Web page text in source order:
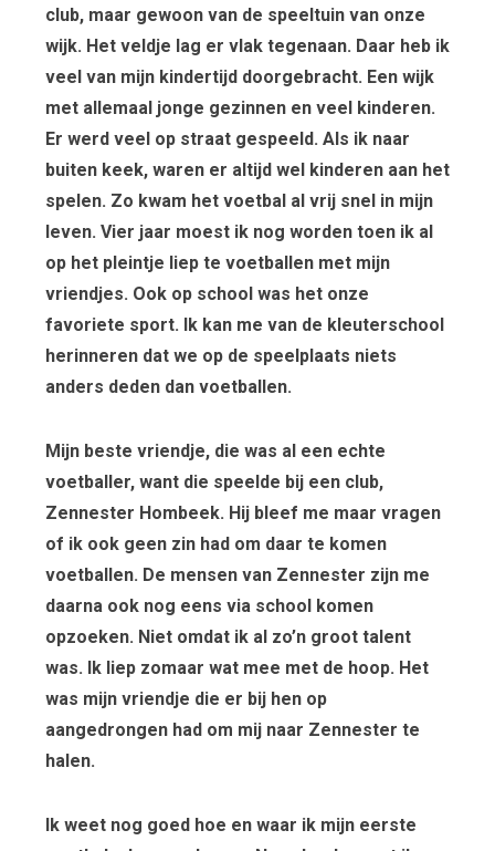
club, maar gewoon van de speeltuin van onze
wijk. Het veldje lag er vlak tegenaan. Daar heb ik
veel van mijn kindertijd doorgebracht. Een wijk
met allemaal jonge gezinnen en veel kinderen.
Er werd veel op straat gespeeld. Als ik naar
buiten keek, waren er altijd wel kinderen aan het
spelen. Zo kwam het voetbal al vrij snel in mijn
leven. Vier jaar moest ik nog worden toen ik al
op het pleintje liep te voetballen met mijn
vriendjes. Ook op school was het onze
favoriete sport. Ik kan me van de kleuterschool
herinneren dat we op de speelplaats niets
anders deden dan voetballen.
Mijn beste vriendje, die was al een echte
voetballer, want die speelde bij een club,
Zennester Hombeek. Hij bleef me maar vragen
of ik ook geen zin had om daar te komen
voetballen. De mensen van Zennester zijn me
daarna ook nog eens via school komen
opzoeken. Niet omdat ik al zo’n groot talent
was. Ik liep zomaar wat mee met de hoop. Het
was mijn vriendje die er bij hen op
aangedrongen had om mij naar Zennester te
halen.
Ik weet nog goed hoe en waar ik mijn eerste